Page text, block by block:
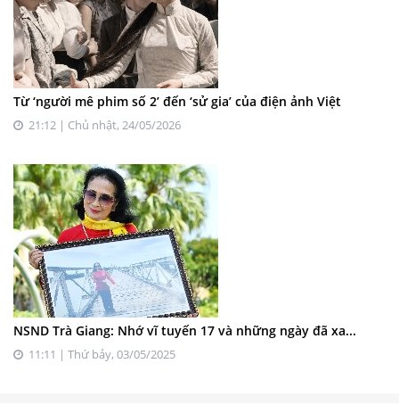
Từ ‘người mê phim số 2’ đến ‘sử gia’ của điện ảnh Việt
21:12 | Chủ nhật, 24/05/2026
NSND Trà Giang: Nhớ vĩ tuyến 17 và những ngày đã xa...
11:11 | Thứ bảy, 03/05/2025